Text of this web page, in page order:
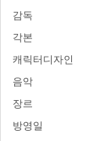
감독
각본
캐릭터디자인
음악
장르
방영일